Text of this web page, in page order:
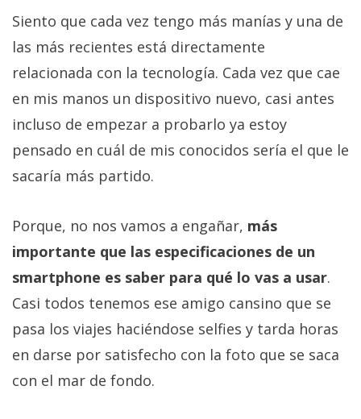
Siento que cada vez tengo más manías y una de
las más recientes está directamente
relacionada con la tecnología. Cada vez que cae
en mis manos un dispositivo nuevo, casi antes
incluso de empezar a probarlo ya estoy
pensado en cuál de mis conocidos sería el que le
sacaría más partido.
Porque, no nos vamos a engañar, más
importante que las especificaciones de un
smartphone es saber para qué lo vas a usar.
Casi todos tenemos ese amigo cansino que se
pasa los viajes haciéndose selfies y tarda horas
en darse por satisfecho con la foto que se saca
con el mar de fondo.